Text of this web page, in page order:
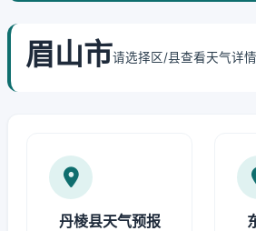
眉山市请选择区/县查看天气详情
丹棱县天气预报